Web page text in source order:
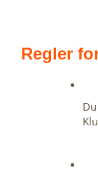
Regler